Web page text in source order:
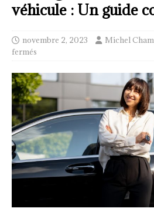
véhicule : Un guide
novembre 2, 2023 Michel
fermés